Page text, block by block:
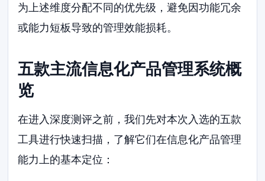
为上述维度分配不同的优先级，避免因功能冗余
或能力短板导致的管理效能损耗。
五款主流信息化产品管理系统概
览
在进入深度测评之前，我们先对本次入选的五款
工具进行快速扫描，了解它们在信息化产品管理
能力上的基本定位：